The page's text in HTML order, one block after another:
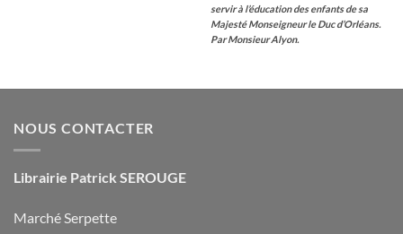
servir à l’éducation des enfants de sa
Majesté Monseigneur le Duc d’Orléans.
Par Monsieur Alyon.
NOUS CONTACTER
Librairie Patrick SEROUGE
Marché Serpette